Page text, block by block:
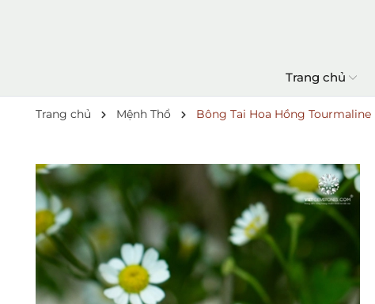
Trang chủ
Trang chủ Mệnh Thổ Bông Tai Hoa Hồng Tourmaline